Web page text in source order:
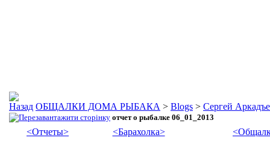
ОБЩАЛКИ ДОМА РЫБАКА > Blogs > Сергей
отчет о рыбалке 06_01_2013
<Отчеты> <Барахолка>